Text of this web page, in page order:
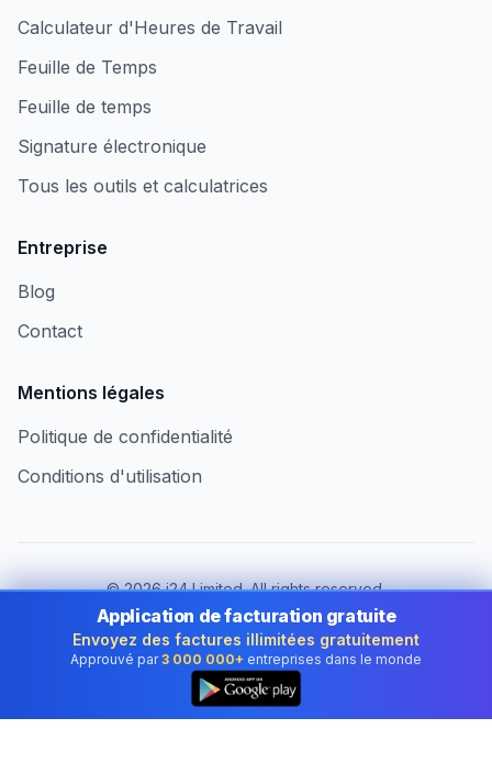
Calculateur d'Heures de Travail
Feuille de Temps
Feuille de temps
Signature électronique
Tous les outils et calculatrices
Entreprise
Blog
Contact
Mentions légales
Politique de confidentialité
Conditions d'utilisation
©2026i24 Limited. All rights reserved.
Au service des entreprises en France
Changer de pays :
France
Application de facturation gratuite
Envoyez des factures illimitées gratuitement
Approuvé par 3 000 000+ entreprises dans le monde